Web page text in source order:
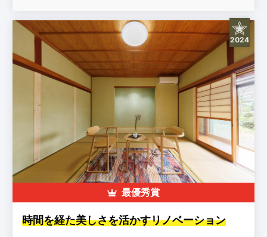
2024
最優秀賞
時間を経た美しさを活かすリノベーション